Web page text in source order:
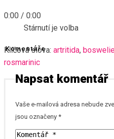
0:00 / 0:00
Stárnutí je volba
Klíčová slova: artritida,
rosmarinic
Komentáře
Napsat komentář
Vaše e-mailová adresa nebude
jsou označeny *